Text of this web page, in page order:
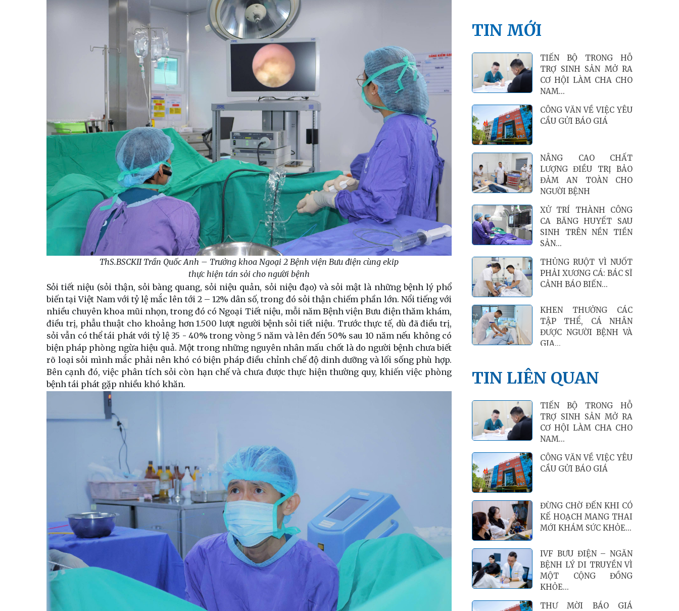
ThS.BSCKII Trần Quốc Anh – Trưởng khoa Ngoại 2 Bệnh viện Bưu điện cùng ekip
thực hiện tán sỏi cho người bệnh
Sỏi tiết niệu (sỏi thận, sỏi bàng quang, sỏi niệu quản, sỏi niệu đạo) và sỏi mật là những bệnh lý phổ
biến tại Việt Nam với tỷ lệ mắc lên tới 2 – 12% dân số, trong đó sỏi thận chiếm phần lớn. Nổi tiếng với
nhiều chuyên khoa mũi nhọn, trong đó có Ngoại Tiết niệu, mỗi năm Bệnh viện Bưu điện thăm khám,
điều trị, phẫu thuật cho khoảng hơn 1.500 lượt người bệnh sỏi tiết niệu. Trước thực tế, dù đã điều trị,
sỏi vẫn có thể tái phát với tỷ lệ 35 - 40% trong vòng 5 năm và lên đến 50% sau 10 năm nếu không có
biện pháp phòng ngừa hiệu quả. Một trong những nguyên nhân mấu chốt là do người bệnh chưa biết
rõ loại sỏi mình mắc phải nên khó có biện pháp điều chỉnh chế độ dinh dưỡng và lối sống phù hợp.
Bên cạnh đó, việc phân tích sỏi còn hạn chế và chưa được thực hiện thường quy, khiến việc phòng
bệnh tái phát gặp nhiều khó khăn.
TIN MỚI
TIẾN BỘ TRONG HỖ
TRỢ SINH SẢN MỞ RA
CƠ HỘI LÀM CHA CHO
NAM...
CÔNG VĂN VỀ VIỆC YÊU
CẦU GỬI BÁO GIÁ
NÂNG CAO CHẤT
LƯỢNG ĐIỀU TRỊ BẢO
ĐẢM AN TOÀN CHO
NGƯỜI BỆNH
XỬ TRÍ THÀNH CÔNG
CA BĂNG HUYẾT SAU
SINH TRÊN NỀN TIỀN
SẢN...
THỦNG RUỘT VÌ NUỐT
PHẢI XƯƠNG CÁ: BÁC SĨ
CẢNH BÁO BIẾN...
KHEN THƯỞNG CÁC
TẬP THỂ, CÁ NHÂN
ĐƯỢC NGƯỜI BỆNH VÀ
GIA...
TIN LIÊN QUAN
TIẾN BỘ TRONG HỖ
TRỢ SINH SẢN MỞ RA
CƠ HỘI LÀM CHA CHO
NAM...
CÔNG VĂN VỀ VIỆC YÊU
CẦU GỬI BÁO GIÁ
ĐỪNG CHỜ ĐẾN KHI CÓ
KẾ HOẠCH MANG THAI
MỚI KHÁM SỨC KHỎE...
IVF BƯU ĐIỆN – NGĂN
BỆNH LÝ DI TRUYỀN VÌ
MỘT CỘNG ĐỒNG
KHỎE...
THƯ MỜI BÁO GIÁ